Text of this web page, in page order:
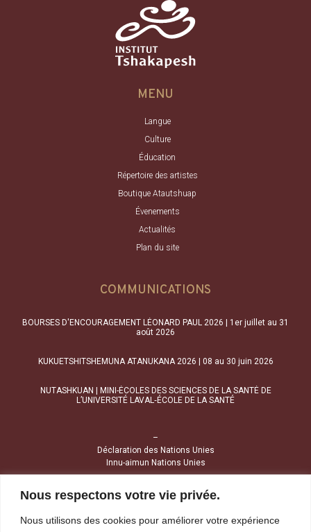
Nous respectons votre vie privée.
Nous utilisons des cookies pour améliorer votre expérience
MENU
Langue
Culture
Éducation
Répertoire des artistes
Boutique Atautshuap
Évenements
Actualités
Plan du site
COMMUNICATIONS
BOURSES D'ENCOURAGEMENT LÉONARD PAUL 2026 | 1er juillet au 31
août 2026
KUKUETSHITSHEMUNA ATANUKANA 2026 | 08 au 30 juin 2026
NUTASHKUAN | MINI-ÉCOLES DES SCIENCES DE LA SANTÉ DE
L’UNIVERSITÉ LAVAL‑ÉCOLE DE LA SANTÉ
–
Déclaration des Nations Unies
Innu-aimun Nations Unies
NOUS JOINDRE